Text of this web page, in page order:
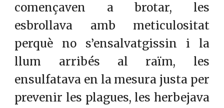
començaven a brotar, les
esbrollava amb meticulositat
perquè no s’ensalvatgissin i la
llum arribés al raïm, les
ensulfatava en la mesura justa per
prevenir les plagues, les herbejava